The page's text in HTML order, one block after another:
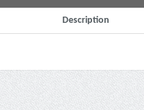
Description